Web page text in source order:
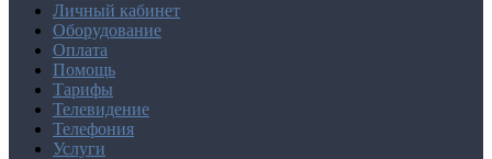
Личный кабинет
Оборудование
Оплата
Помощь
Тарифы
Телевидение
Телефония
Услуги